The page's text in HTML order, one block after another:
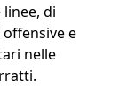
di
e
nelle